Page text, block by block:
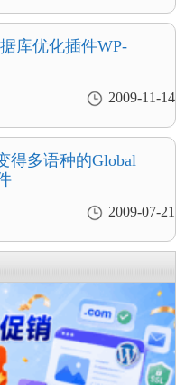
库优化插件WP-
2009-11-14
得多语种的Global
2009-07-21